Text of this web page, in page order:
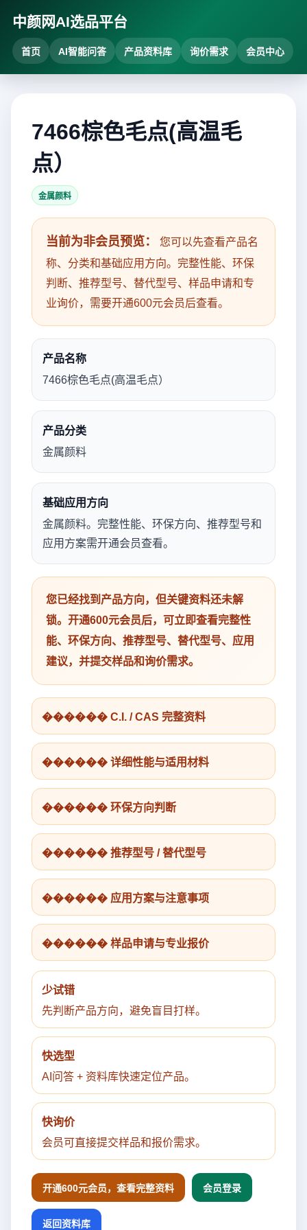
中颜网AI选品平台
首页 AI智能问答 产品资料库 询价需求 会员中心
7466棕色毛点(高温毛
点）
金属颜料
当前为非会员预览：
您可以先查看产品名
称、分类和基础应用方向。完整性能、环保
判断、推荐型号、替代型号、样品申请和专
业询价，需要开通600元会员后查看。
产品名称
7466棕色毛点(高温毛点）
产品分类
金属颜料
基础应用方向
金属颜料。完整性能、环保方向、推荐型号和
应用方案需开通会员查看。
您已经找到产品方向，但关键资料还未解
锁。开通600元会员后，可立即查看完整性
能、环保方向、推荐型号、替代型号、应用
建议，并提交样品和询价需求。
������ C.I. / CAS 完整资料
������ 详细性能与适用材料
������ 环保方向判断
������ 推荐型号 / 替代型号
������ 应用方案与注意事项
������ 样品申请与专业报价
少试错
先判断产品方向，避免盲目打样。
快选型
AI问答 + 资料库快速定位产品。
快询价
会员可直接提交样品和报价需求。
开通600元会员，查看完整资料 会员登录
返回资料库